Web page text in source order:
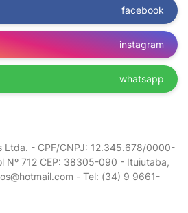
facebook
instagram
whatsapp
Ltda. - CPF/CNPJ: 12.345.678/0000-
Nº 712 CEP: 38305-090 - Ituiutaba,
- Tel: (34) 9 9661-